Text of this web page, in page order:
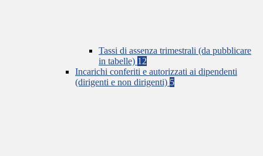
Tassi di assenza trimestrali (da pubblicare
in tabelle) 12
Incarichi conferiti e autorizzati ai dipendenti
(dirigenti e non dirigenti) 5